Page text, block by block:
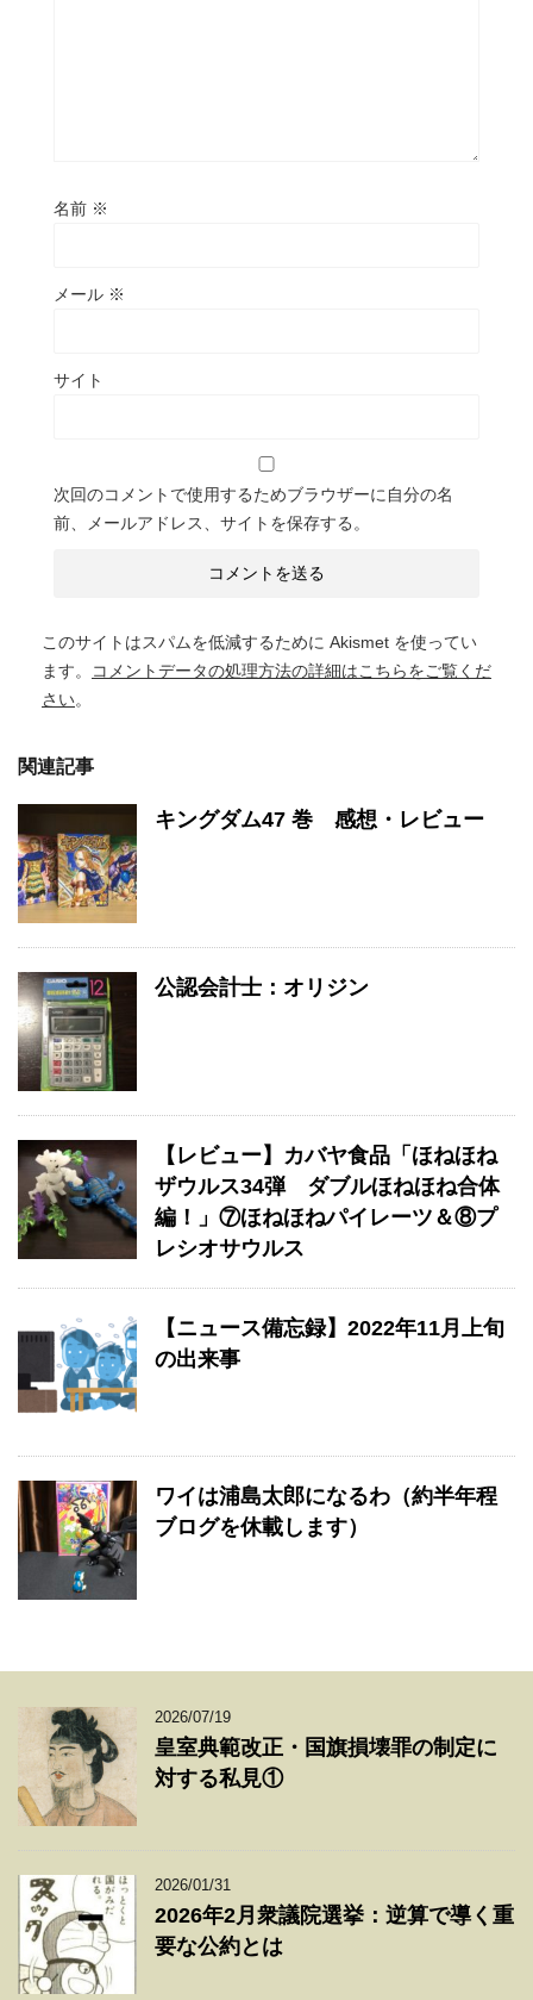
名前 ※
メール ※
サイト
次回のコメントで使用するためブラウザーに自分の名
前、メールアドレス、サイトを保存する。
このサイトはスパムを低減するために Akismet を使ってい
ます。
コメントデータの処理方法の詳細はこちらをご覧くだ
さい。
関連記事
キングダム47 巻 感想・レビュー
公認会計士：オリジン
【レビュー】カバヤ食品「ほねほね
ザウルス34弾 ダブルほねほね合体
編！」⑦ほねほねパイレーツ＆⑧プ
レシオサウルス
【ニュース備忘録】2022年11月上旬
の出来事
ワイは浦島太郎になるわ（約半年程
ブログを休載します）
2026/07/19
皇室典範改正・国旗損壊罪の制定に
対する私見①
2026/01/31
2026年2月衆議院選挙：逆算で導く重
要な公約とは